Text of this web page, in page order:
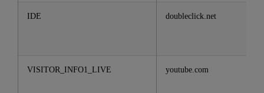
IDE doubleclick.net
VISITOR_INFO1_LIVE youtube.com